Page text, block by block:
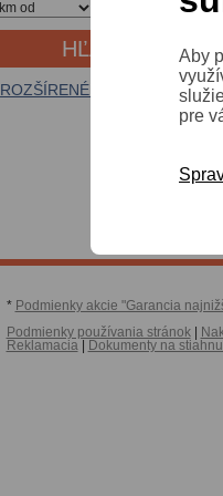
ROZŠÍRENÉ VYHĽADÁVANIE
* Podmienky akcie "Garancia
Podmienky používania stránok|
Reklamacia| Dokumenty na
Aby
pre